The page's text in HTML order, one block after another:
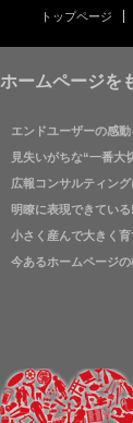
トップページ
ホームページを
エンドユーザーの感
見失いがちな“一番大
広報コンサルティン
明瞭に表現できてい
小さく産んで大きく
今あるホームページ